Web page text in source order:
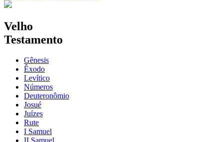
Velho
Testamento
Gênesis
Êxodo
Levítico
Números
Deuteronômio
Josué
Juízes
Rute
I Samuel